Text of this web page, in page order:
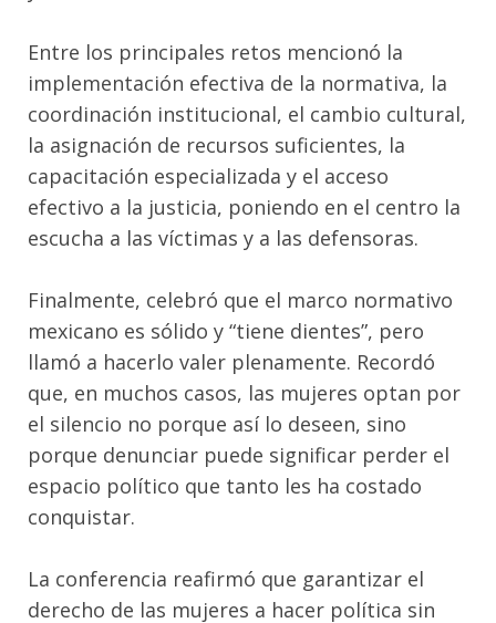
Entre los principales retos mencionó la
implementación efectiva de la normativa, la
coordinación institucional, el cambio cultural,
la asignación de recursos suficientes, la
capacitación especializada y el acceso
efectivo a la justicia, poniendo en el centro la
escucha a las víctimas y a las defensoras.
Finalmente, celebró que el marco normativo
mexicano es sólido y “tiene dientes”, pero
llamó a hacerlo valer plenamente. Recordó
que, en muchos casos, las mujeres optan por
el silencio no porque así lo deseen, sino
porque denunciar puede significar perder el
espacio político que tanto les ha costado
conquistar.
La conferencia reafirmó que garantizar el
derecho de las mujeres a hacer política sin